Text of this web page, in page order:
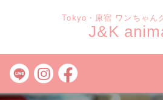
Tokyo・原宿 ワンちゃん
J&K